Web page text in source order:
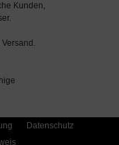
Kunden,
Datenschutz